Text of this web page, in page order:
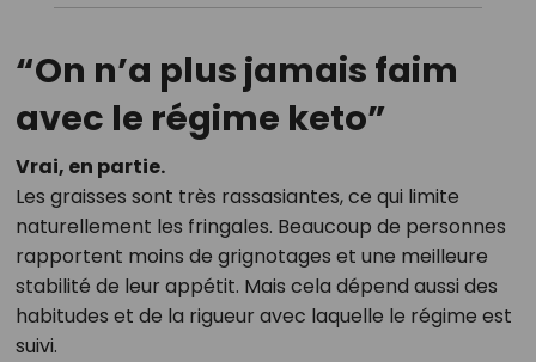
“On n’a plus jamais faim
avec le régime keto”
Vrai, en partie.
Les graisses sont très rassasiantes, ce qui limite
naturellement les fringales. Beaucoup de personnes
rapportent moins de grignotages et une meilleure
stabilité de leur appétit. Mais cela dépend aussi des
habitudes et de la rigueur avec laquelle le régime est
suivi.